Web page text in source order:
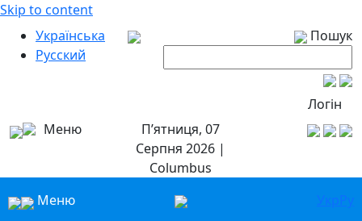
Skip to content
Українська
Русский
Пошук
Логін
Меню
П’ятниця, 07
Серпня 2026 |
Columbus
Меню
УкрРу